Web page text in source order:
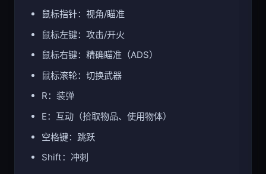
鼠标指针：视角/瞄准
鼠标左键：攻击/开火
鼠标右键：精确瞄准（ADS）
鼠标滚轮：切换武器
R：装弹
E：互动（拾取物品、使用物体）
空格键：跳跃
Shift：冲刺